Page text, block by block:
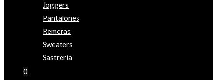
Joggers
Pantalones
Remeras
Sweaters
Sastreria
0